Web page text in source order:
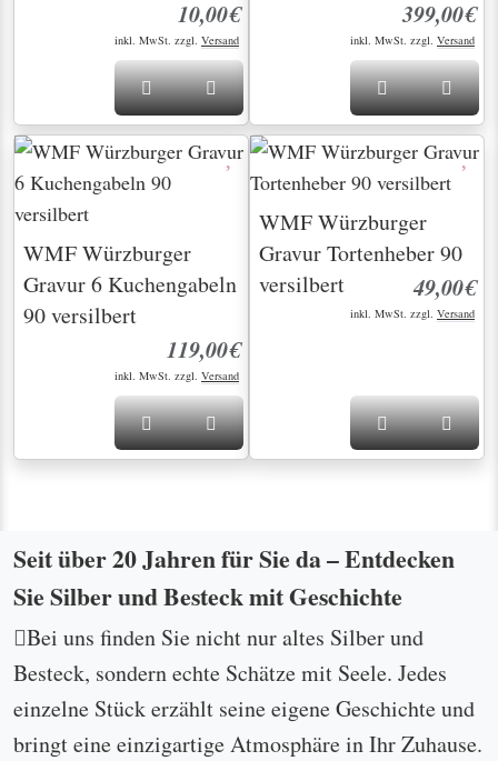
10,00€
inkl. MwSt. zzgl. Versand
399,00€
inkl. MwSt. zzgl. Versand
WMF Würzburger
Gravur 6 Kuchengabeln
90 versilbert
119,00€
inkl. MwSt. zzgl. Versand
WMF Würzburger
Gravur Tortenheber 90
versilbert
49,00€
inkl. MwSt. zzgl. Versand
Seit über 20 Jahren für Sie da – Entdecken
Sie Silber und Besteck mit Geschichte
Bei uns finden Sie nicht nur altes Silber und
Besteck, sondern echte Schätze mit Seele. Jedes
einzelne Stück erzählt seine eigene Geschichte und
bringt eine einzigartige Atmosphäre in Ihr Zuhause.